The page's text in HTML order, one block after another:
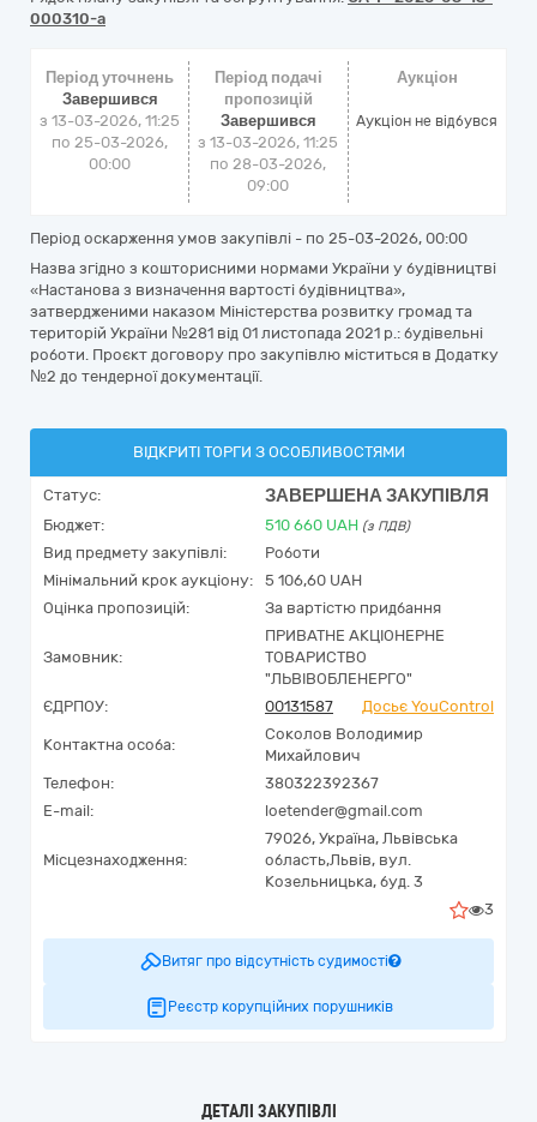
000310-a
Період уточнень
Завершився
з 13-03-2026, 11:25
по 25-03-2026,
00:00
Період подачі
пропозицій
Завершився
з 13-03-2026, 11:25
по 28-03-2026,
09:00
Аукціон
Аукціон не відбувся
Період оскарження умов закупівлі - по 25-03-2026, 00:00
Назва згідно з кошторисними нормами України у будівництві
«Настанова з визначення вартості будівництва»,
затвердженими наказом Міністерства розвитку громад та
територій України №281 від 01 листопада 2021 р.: будівельні
роботи. Проєкт договору про закупівлю міститься в Додатку
№2 до тендерної документації.
ВІДКРИТІ ТОРГИ З ОСОБЛИВОСТЯМИ
Статус: ЗАВЕРШЕНА ЗАКУПІВЛЯ
Бюджет: 510 660 UAH (з ПДВ)
Вид предмету закупівлі:
Роботи
Мінімальний крок аукціону:
5 106,60 UAH
Оцінка пропозицій:
За вартістю придбання
Замовник:
ПРИВАТНЕ АКЦІОНЕРНЕ
ТОВАРИСТВО
"ЛЬВІВОБЛЕНЕРГО"
ЄДРПОУ:
00131587 Досьє YouControl
Контактна особа:
Соколов Володимир
Михайлович
Телефон:
380322392367
E-mail:
loetender@gmail.com
Місцезнаходження:
79026, Україна, Львівська
область,Львів, вул.
Козельницька, буд. 3
3
Витяг про відсутність судимості
Реєстр корупційних порушників
ДЕТАЛІ ЗАКУПІВЛІ